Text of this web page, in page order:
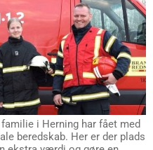
i Herning har fået med
beredskab. Her er der plads